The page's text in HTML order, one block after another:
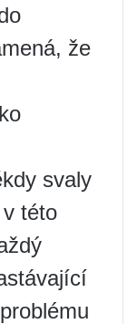
že
svaly
této